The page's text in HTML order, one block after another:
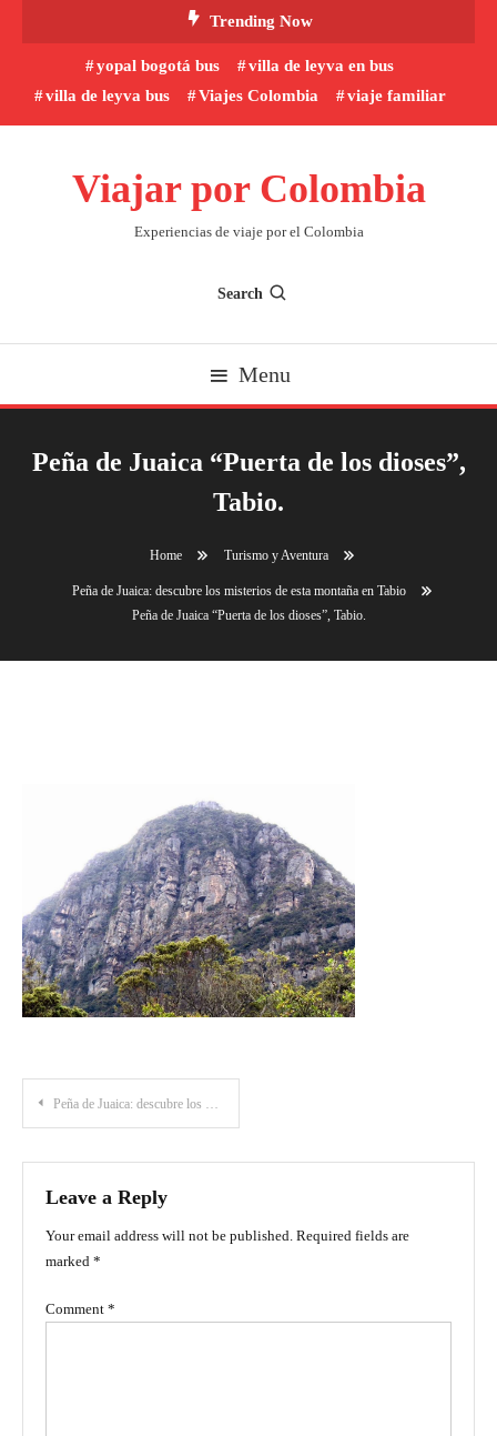
Trending Now
yopal bogotá bus
villa de leyva en bus
villa de leyva bus
Viajes Colombia viaje familiar
Viajar por Colombia
Experiencias de viaje por el Colombia
Search
Menu
Peña de Juaica “Puerta de los dioses”,
Tabio.
Home Turismo y Aventura
Peña de Juaica: descubre los misterios de esta montaña en Tabio
Peña de Juaica “Puerta de los dioses”, Tabio.
Post
navigation
Peña de Juaica: descubre los misterios de esta montaña en Tabio
Leave a Reply
Your email address will not be published. Required fields are
marked *
Comment *